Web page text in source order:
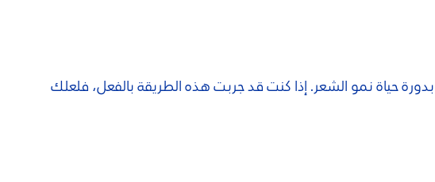
حياة نمو الشعر. إذا كنت قد جربت هذه الطريقة بالفعل، فلعلك